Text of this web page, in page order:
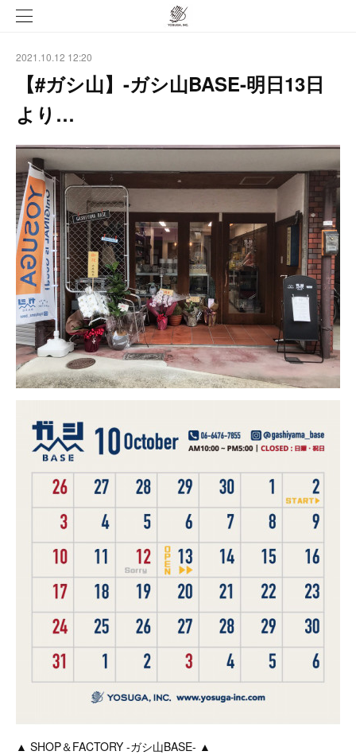
2021.10.12 12:20
【#ガシ山】-ガシ山BASE-明日13日
より…
▲ SHOP＆FACTORY -ガシ山BASE- ▲